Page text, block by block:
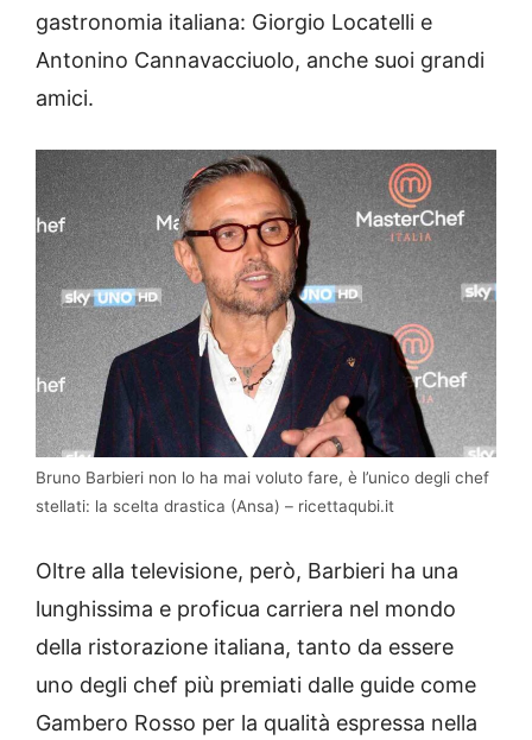
gastronomia italiana: Giorgio Locatelli e
Antonino Cannavacciuolo, anche suoi grandi
amici.
Bruno Barbieri non lo ha mai voluto fare, è l’unico degli chef
stellati: la scelta drastica (Ansa) – ricettaqubi.it
Oltre alla televisione, però, Barbieri ha una
lunghissima e proficua carriera nel mondo
della ristorazione italiana, tanto da essere
uno degli chef più premiati dalle guide come
Gambero Rosso per la qualità espressa nella